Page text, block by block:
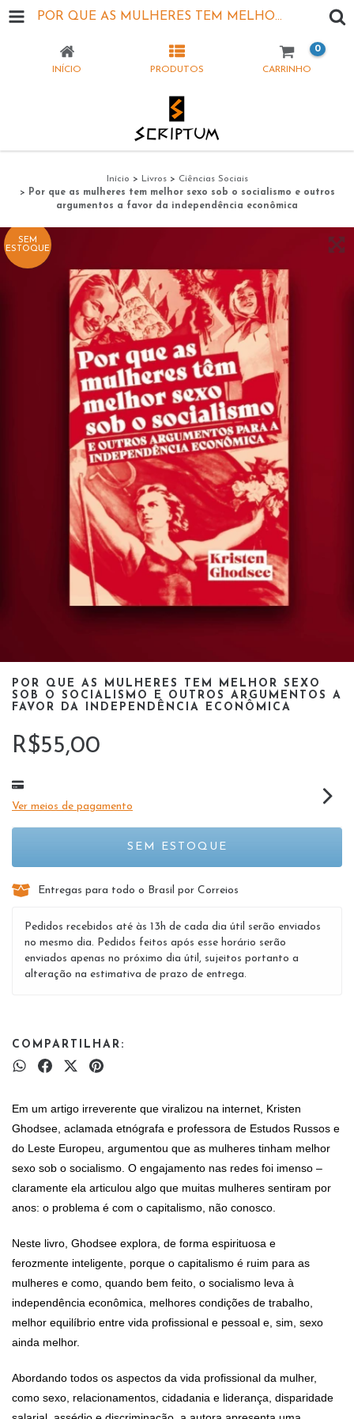
POR QUE AS MULHERES TEM MELHOR SEXO SOB O SOCIALISMO E OUTROS ARGUMENTOS A FAVOR DA INDEPENDÊNCIA ECONÔMICA
INÍCIO PRODUTOS CARRINHO
0
Início > Livros > Ciências Sociais
> Por que as mulheres tem melhor sexo sob o socialismo e outros
argumentos a favor da independência econômica
SEM
ESTOQUE
POR QUE AS MULHERES TEM MELHOR SEXO
SOB O SOCIALISMO E OUTROS ARGUMENTOS A
FAVOR DA INDEPENDÊNCIA ECONÔMICA
R$55,00
Ver meios de pagamento
Entregas para todo o Brasil por Correios
Pedidos recebidos até às 13h de cada dia útil serão enviados
no mesmo dia. Pedidos feitos após esse horário serão
enviados apenas no próximo dia útil, sujeitos portanto a
alteração na estimativa de prazo de entrega.
COMPARTILHAR:
Em um artigo irreverente que viralizou na internet, Kristen
Ghodsee, aclamada etnógrafa e professora de Estudos Russos e
do Leste Europeu, argumentou que as mulheres tinham melhor
sexo sob o socialismo. O engajamento nas redes foi imenso –
claramente ela articulou algo que muitas mulheres sentiram por
anos: o problema é com o capitalismo, não conosco.
Neste livro, Ghodsee explora, de forma espirituosa e
ferozmente inteligente, porque o capitalismo é ruim para as
mulheres e como, quando bem feito, o socialismo leva à
independência econômica, melhores condições de trabalho,
melhor equilíbrio entre vida profissional e pessoal e, sim, sexo
ainda melhor.
Abordando todos os aspectos da vida profissional da mulher,
como sexo, relacionamentos, cidadania e liderança, disparidade